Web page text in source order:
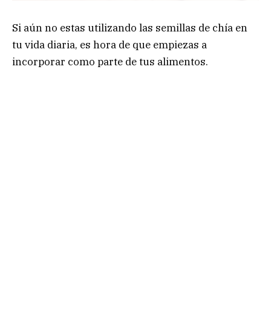
Si aún no estas utilizando las semillas de chía en
tu vida diaria, es hora de que empiezas a
incorporar como parte de tus alimentos.